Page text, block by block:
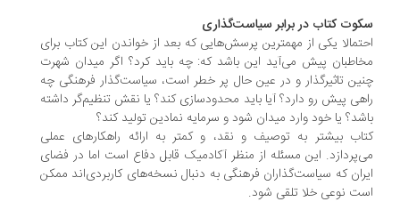
کتاب در برابر سیاست‌گذاری
یکی از مهمترین پرسش‌هایی که بعد از خواندن این کتاب برای
پیش می‌آید این باشد که: چه باید کرد؟ اگر میدان شهرت
تاثیرگذار و در عین حال پر خطر است، سیاست‌گذار فرهنگی چه
پیش رو دارد؟ آیا باید محدودسازی کند؟ یا نقش تنظیم‌گر داشته
یا خود وارد میدان شود و سرمایه نمادین تولید کند؟
بیشتر به توصیف و نقد، و کمتر به ارائه راهکارهای عملی
این مسئله از منظر آکادمیک قابل دفاع است اما در فضای
که سیاست‌گذاران فرهنگی به دنبال نسخه‌های کاربردی‌اند ممکن
نوعی خلا تلقی شود.